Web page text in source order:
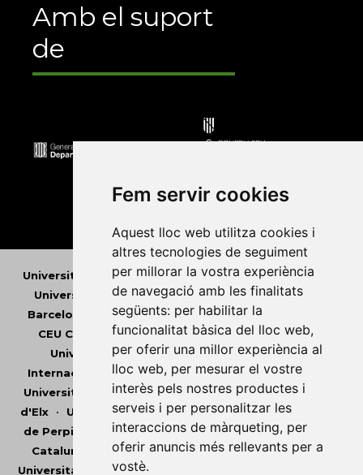
Fem servir cookies
Aquest lloc web utilitza cookies i
altres tecnologies de seguiment
per millorar la vostra experiència
de navegació amb les finalitats
següents: per habilitar la
funcionalitat bàsica del lloc web,
per oferir una millor experiència al
lloc web, per mesurar el vostre
interès pels nostres productes i
serveis i per personalitzar les
interaccions de màrqueting, per
oferir anuncis més rellevants per a
vostè.
Amb el suport
de
Universitat Abat Oliba CEU • Universitat d'Alacant
Universitat d'Andorra•Universitat Autònoma de
Barcelona
Universitat de Barcelona •
CEU Cardenal Herrera•Universitat de Girona•
Universitat de les Illes Balears•Universitat
Internacional de Catalunya•Universitat Jaume I
Universitat de Lleida•Universitat Miguel Hernández
d'Elx• Universitat Oberta de Catalunya•Universitat
de Perpinyà Via Domitia•Universitat Politècnica de
Catalunya
Universitat Politècnica de València •
Universitat Pompeu Fabra